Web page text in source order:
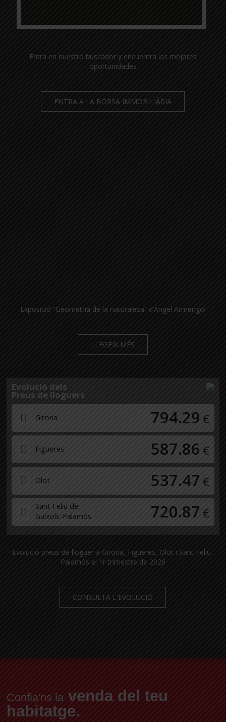
Entra en nuestro buscador y encuentra las mejores
oportunidades
ENTRA A LA BORSA IMMOBILIÀRIA
Exposició “Geometria de la naturalesa” d’Àngel Armengol
LLEGEIX MÉS
Evolució dels
Preus de lloguers
Girona 794.29 €
Figueres 587.86 €
Olot 537.47 €
Sant Feliu de
Guíxols-Palamós
720.87 €
Evolució preus de lloguer a Girona, Figueres, Olot i Sant Feliu-
Palamós el 1r trimestre de 2026
CONSULTA L'EVOLUCIÓ
Confia'ns la venda del teu
habitatge.